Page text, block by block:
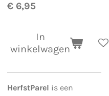
€ 6,95
In
winkelwagen
HerfstParel is een